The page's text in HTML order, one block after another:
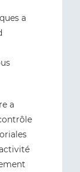
a
a